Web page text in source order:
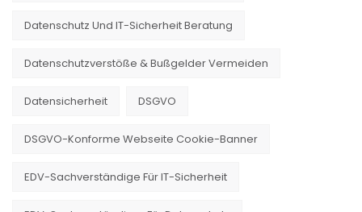
Datenschutz Und IT-Sicherheit Beratung
Datenschutzverstöße & Bußgelder Vermeiden
Datensicherheit DSGVO
DSGVO-Konforme Webseite Cookie-Banner
EDV-Sachverständige Für IT-Sicherheit